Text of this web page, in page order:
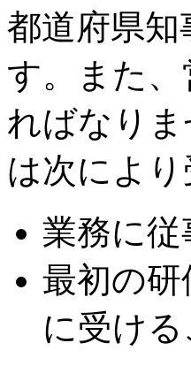
都道府県
す。また
ればなり
は次によ
業務に
最初の
に受ける